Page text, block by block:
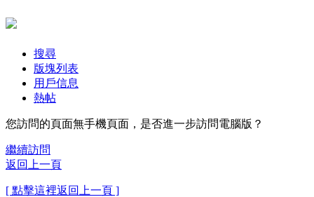
搜尋
版塊列表
用戶信息
熱帖
您訪問的頁面無手機頁面，是否進一步訪問電腦版？
繼續訪問
返回上一頁
[ 點擊這裡返回上一頁 ]